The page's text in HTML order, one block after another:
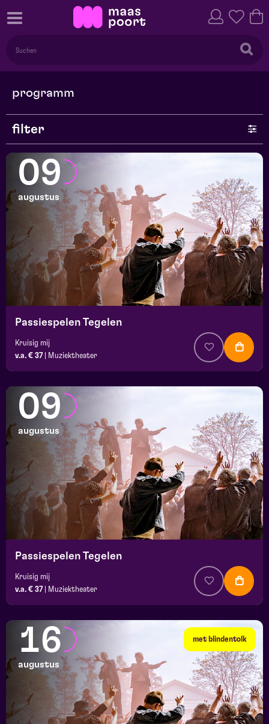
programm
filter
genre
serie
monat
preis
platz
09
augustus
Passiespelen Tegelen
Kruisig mij
v.a. € 37
Muziektheater
09
augustus
Passiespelen Tegelen
Kruisig mij
v.a. € 37
Muziektheater
met blindentolk
16
augustus